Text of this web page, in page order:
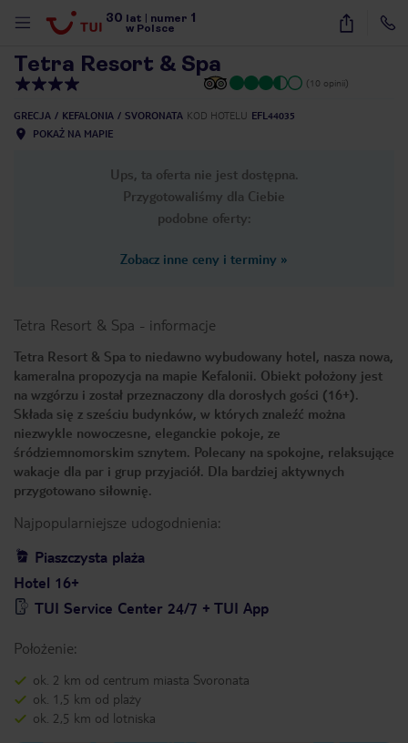
30 lat numer 1
w Polsce
18
Tetra Resort & Spa
(10 opinii)
GRECJA KEFALONIA SVORONATA KOD HOTELU EFL44035
POKAŻ NA MAPIE
Ups, ta oferta nie jest dostępna.
Przygotowaliśmy dla Ciebie
podobne oferty:
Zobacz inne ceny i terminy »
Tetra Resort & Spa - informacje
Tetra Resort & Spa to niedawno wybudowany hotel, nasza nowa,
kameralna propozycja na mapie Kefalonii. Obiekt położony jest
na wzgórzu i został przeznaczony dla dorosłych gości (16+).
Składa się z sześciu budynków, w których znaleźć można
niezwykle nowoczesne, eleganckie pokoje, ze
śródziemnomorskim sznytem. Polecany na spokojne, relaksujące
wakacje dla par i grup przyjaciół. Dla bardziej aktywnych
przygotowano siłownię.
Najpopularniejsze udogodnienia:
Piaszczysta plaża
Hotel 16+
TUI Service Center 24/7 + TUI App
Położenie:
ok. 2 km od centrum miasta Svoronata
ok. 1,5 km od plaży
ok. 2,5 km od lotniska